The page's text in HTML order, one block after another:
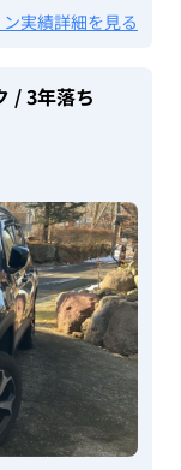
実績詳細を見る
/ 3年落ち